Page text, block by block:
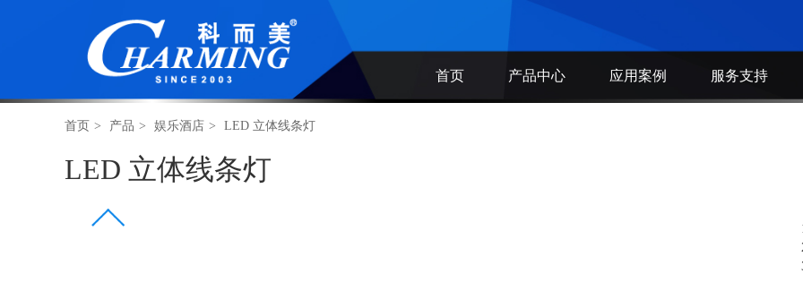
首页 产品中心 应用案例 服务支持
首页 > 产品 > 娱乐酒店 > LED 立体线条灯
LED 立体线条灯